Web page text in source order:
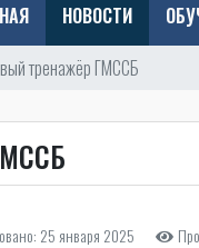
НОВОСТИ
тренажёр ГМССБ
25 января 2025